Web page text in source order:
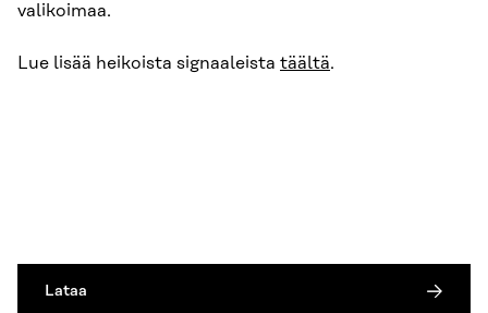
valikoimaa.
Lue lisää heikoista signaaleista täältä.
Lataa